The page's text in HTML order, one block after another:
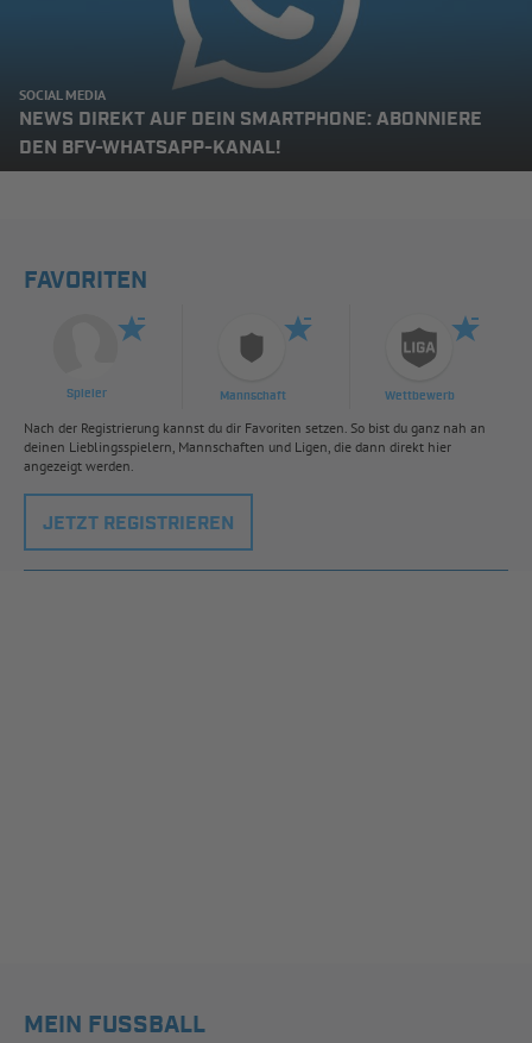
SOCIAL MEDIA
NEWS DIREKT AUF DEIN SMARTPHONE: ABONNIERE
DEN BFV-WHATSAPP-KANAL!
FAVORITEN
Spieler Mannschaft Wettbewerb
Nach der Registrierung kannst du dir Favoriten setzen. So bist du ganz nah an
deinen Lieblingsspielern, Mannschaften und Ligen, die dann direkt hier
angezeigt werden.
JETZT REGISTRIEREN
MEIN FUSSBALL